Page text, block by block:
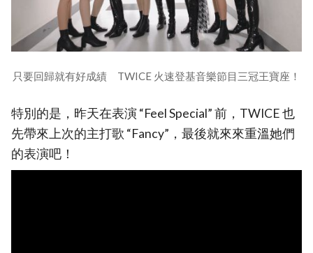
只要回歸就有好成績 TWICE 火速登基音樂節目三冠王寶座！
特別的是，昨天在表演 “Feel Special” 前，TWICE 也
先帶來上次的主打歌 “Fancy”，最後就來來重溫她們
的表演吧！